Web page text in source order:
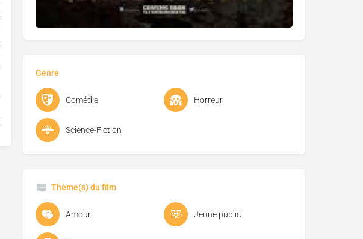
Genre
Comédie Horreur
Science-Fiction
Thème(s) du film
Amour Jeune public